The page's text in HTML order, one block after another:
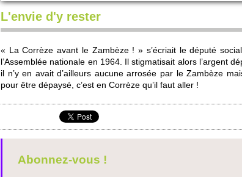
L'envie d'y rester
« La Corrèze avant le Zambèze ! » s’écri­ait le député
l’Asse­mblée nati­onale en 1964. Il stigmati­sait alors l’argent
il n’y en avait d’ai­lleurs aucune arrosée par le Zambèze
pour être dépaysé, c’est en Corrèze qu’il faut aller !
Abonnez-vous !